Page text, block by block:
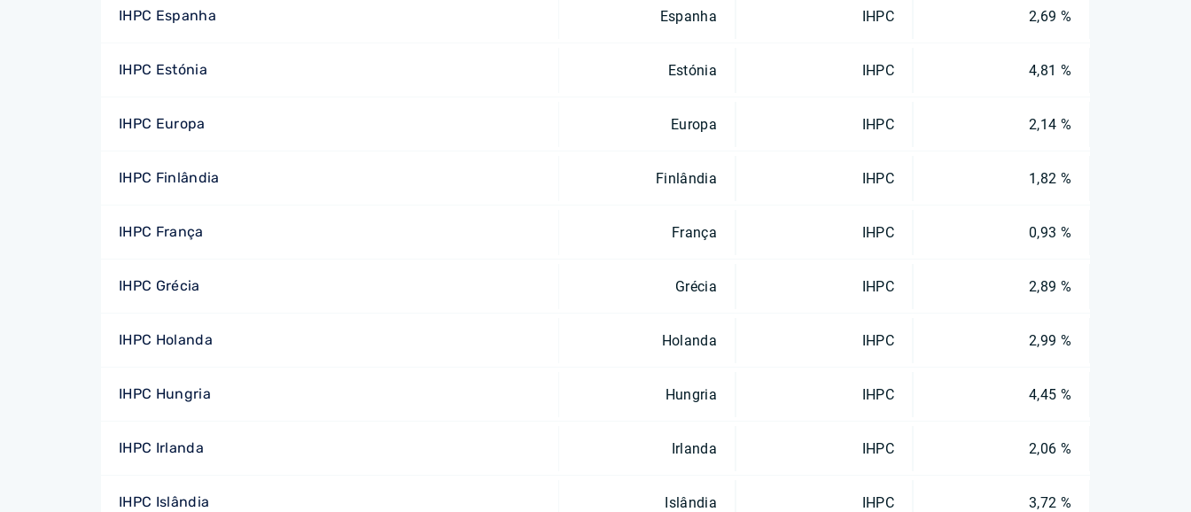
IHPC Espanha Espanha IHPC 2,69 %
IHPC Estónia Estónia IHPC 4,81 %
IHPC Europa Europa IHPC 2,14 %
IHPC Finlândia Finlândia IHPC 1,82 %
IHPC França França IHPC 0,93 %
IHPC Grécia Grécia IHPC 2,89 %
IHPC Holanda Holanda IHPC 2,99 %
IHPC Hungria Hungria IHPC 4,45 %
IHPC Irlanda Irlanda IHPC 2,06 %
IHPC Islândia Islândia IHPC 3,72 %